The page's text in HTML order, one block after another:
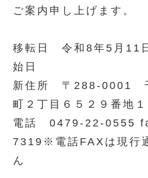
ご案内申し上げます。
移転日 令和8年5月
始日
新住所 〒288-0001
町２丁目６５２９番地１
電話 0479-22-0555
7319※電話FAXは現行
ん